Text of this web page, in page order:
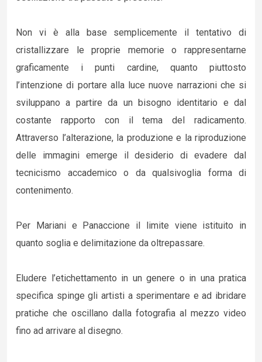
Non vi è alla base semplicemente il tentativo di
cristallizzare le proprie memorie o rappresentarne
graficamente i punti cardine, quanto piuttosto
l’intenzione di portare alla luce nuove narrazioni che si
sviluppano a partire da un bisogno identitario e dal
costante rapporto con il tema del radicamento.
Attraverso l’alterazione, la produzione e la riproduzione
delle immagini emerge il desiderio di evadere dal
tecnicismo accademico o da qualsivoglia forma di
contenimento.
Per Mariani e Panaccione il limite viene istituito in
quanto soglia e delimitazione da oltrepassare.
Eludere l’etichettamento in un genere o in una pratica
specifica spinge gli artisti a sperimentare e ad ibridare
pratiche che oscillano dalla fotografia al mezzo video
fino ad arrivare al disegno.